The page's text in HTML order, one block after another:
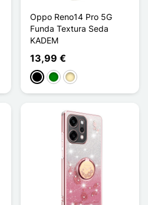
Oppo Reno14 Pro 5G
Funda Textura Seda
KADEM
13,99 €
NegroVerdeOro